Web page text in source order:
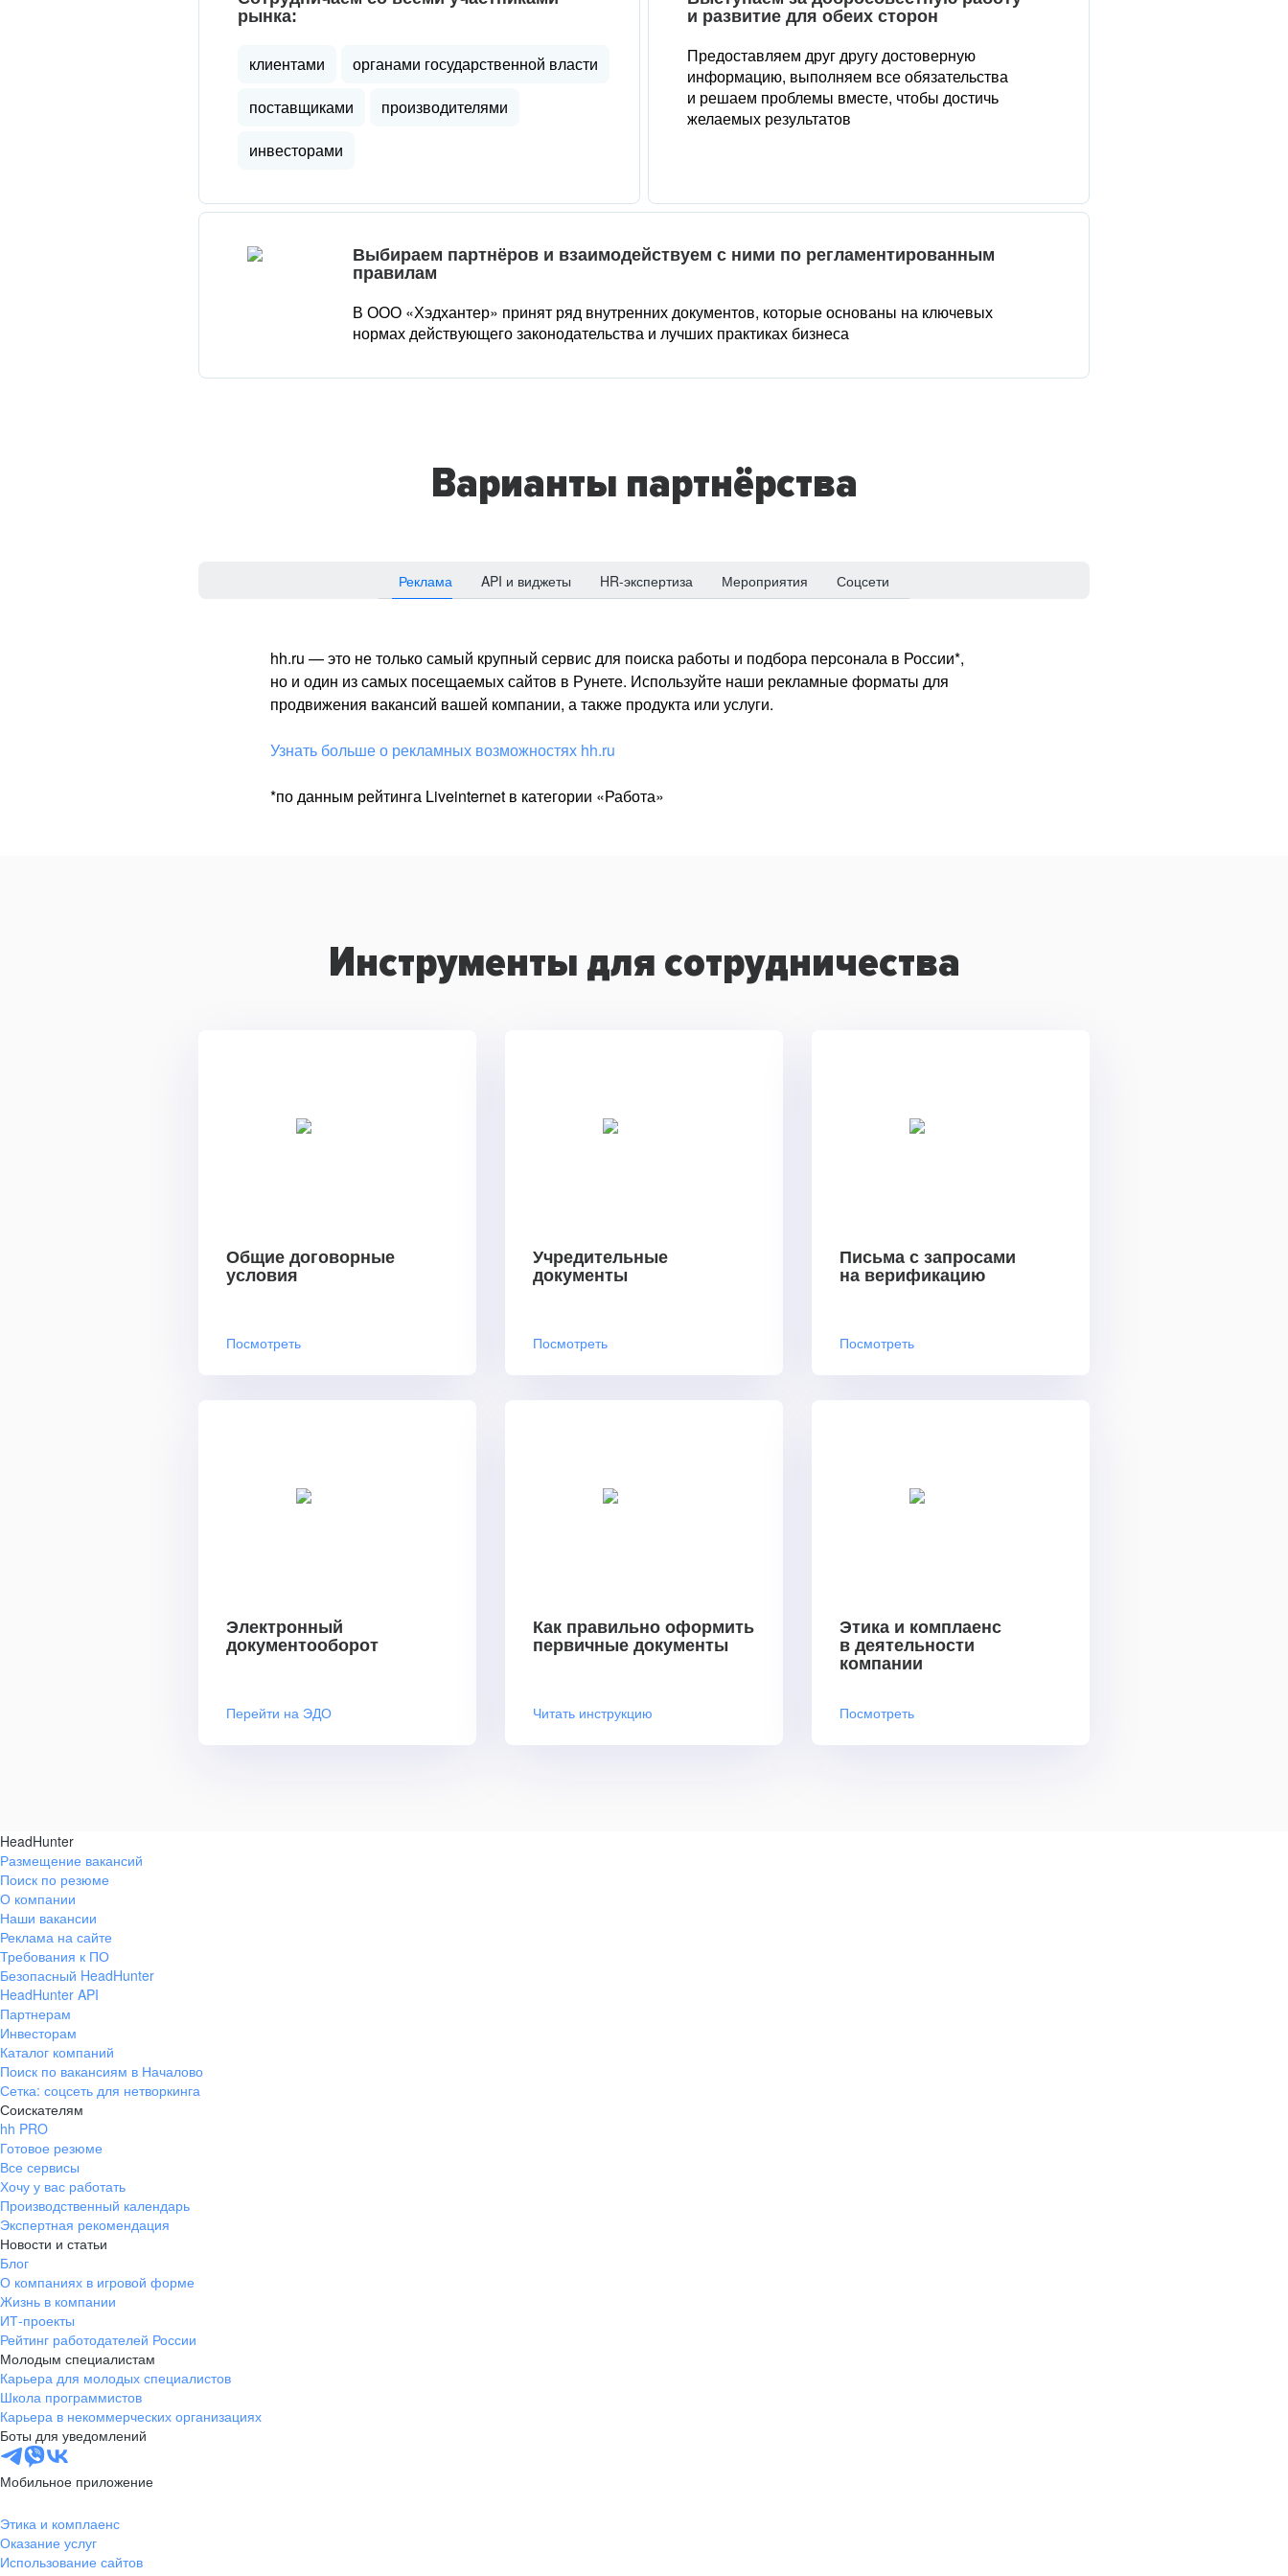
рынка:
клиентами
органами государственной власти
поставщиками
производителями
инвесторами
и развитие для обеих сторон
Предоставляем друг другу достоверную
информацию, выполняем все обязательства
и решаем проблемы вместе, чтобы достичь
желаемых результатов
Выбираем партнёров и взаимодействуем с ними по регламентированным
правилам
В ООО «Хэдхантер» принят ряд внутренних документов, которые основаны на ключевых
нормах действующего законодательства и лучших практиках бизнеса
Варианты партнёрства
Реклама API и виджеты HR-экспертиза Мероприятия Соцсети
hh.ru — это не только самый крупный сервис для поиска работы и подбора персонала в России*,
но и один из самых посещаемых сайтов в Рунете. Используйте наши рекламные форматы для
продвижения вакансий вашей компании, а также продукта или услуги.
Узнать больше о рекламных возможностях hh.ru
*по данным рейтинга Liveinternet в категории «Работа»
Инструменты для сотрудничества
Общие договорные
условия
Посмотреть
Учредительные
документы
Посмотреть
Письма с запросами
на верификацию
Посмотреть
Электронный
документооборот
Перейти на ЭДО
Как правильно оформить
первичные документы
Читать инструкцию
Этика и комплаенс
в деятельности
компании
Посмотреть
HeadHunter
Размещение вакансий
Поиск по резюме
О компании
Наши вакансии
Реклама на сайте
Требования к ПО
Безопасный HeadHunter
HeadHunter API
Партнерам
Инвесторам
Каталог компаний
Поиск по вакансиям в Началово
Сетка: соцсеть для нетворкинга
Соискателям
hh PRO
Готовое резюме
Все сервисы
Хочу у вас работать
Производственный календарь
Экспертная рекомендация
Новости и статьи
Блог
О компаниях в игровой форме
Жизнь в компании
ИТ-проекты
Рейтинг работодателей России
Молодым специалистам
Карьера для молодых специалистов
Школа программистов
Карьера в некоммерческих организациях
Боты для уведомлений
Мобильное приложение
Этика и комплаенс
Оказание услуг
Использование сайтов